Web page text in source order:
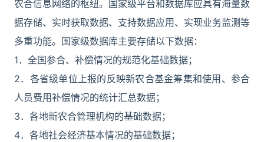
农合信息网络的枢纽。国家级平台和数据库应具有海量数
据存储、实时获取数据、支持数据应用、实现业务监测等
多重功能。国家级数据库主要存储以下数据：
1．全国参合、补偿情况的规范化基础数据；
2．各省级单位上报的反映新农合基金筹集和使用、参合
人员费用补偿情况的统计汇总数据；
3．各地新农合管理机构的基础数据；
4．各地社会经济基本情况的基础数据；